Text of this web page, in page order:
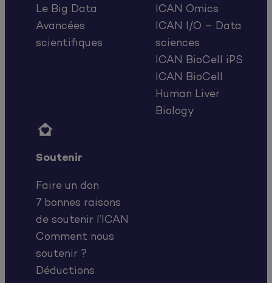
Le Big Data
Avancées
scientifiques
ICAN Omics
ICAN I/O – Data
sciences
ICAN BioCell iPS
ICAN BioCell
Human Liver
Biology

Soutenir
Faire un don
7 bonnes raisons
de soutenir l’ICAN
Comment nous
soutenir ?
Déductions